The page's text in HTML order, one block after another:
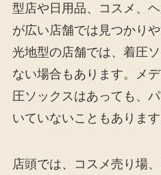
型店や日用品、コスメ、
が広い店舗では見つかり
光地型の店舗では、着圧
ない場合もあります。メ
圧ソックスはあっても、
いていないこともあります
店頭では、コスメ売り場